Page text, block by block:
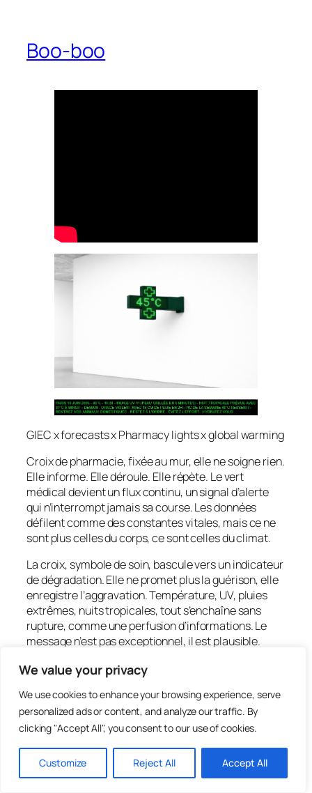
We value your privacy
We use cookies to enhance your browsing experience, serve
personalized ads or content, and analyze our traffic. By
clicking "Accept All", you consent to our use of cookies.
Customize Reject All Accept All
Boo-boo
GIEC x forecasts x Pharmacy lights x global warming
Croix de pharmacie, fixée au mur, elle ne soigne rien.
Elle informe. Elle déroule. Elle répète. Le vert
médical devient un flux continu, un signal d’alerte
qui n’interrompt jamais sa course. Les données
défilent comme des constantes vitales, mais ce ne
sont plus celles du corps, ce sont celles du climat.
La croix, symbole de soin, bascule vers un indicateur
de dégradation. Elle ne promet plus la guérison, elle
enregistre l’aggravation. Température, UV, pluies
extrêmes, nuits tropicales, tout s’enchaîne sans
rupture, comme une perfusion d’informations. Le
message n’est pas exceptionnel, il est plausible.
Rien n’explose, rien ne dramatise. Tout est déjà là.
Une normalité altérée, intégrée, acceptée. Le
dispositif reprend les codes urbains familiers, ceux
que l’on ne regarde plus. Il s’insère dans le quotidien
sans résistance. Il informe comme on annonce une
météo, mais cette météo ne relève plus du cycle
naturel.